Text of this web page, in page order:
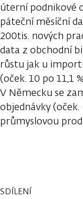
úterní podnikové
páteční měsíční
200tis. nových
data z obchodní
růstu jak u
(oček. 10 po 11,1
V Německu se
objednávky
průmyslovou
SDÍLENÍ